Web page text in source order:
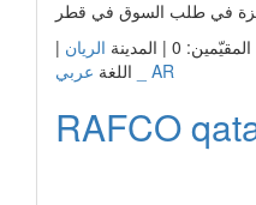
الريان |
اللغة عربي _ AR